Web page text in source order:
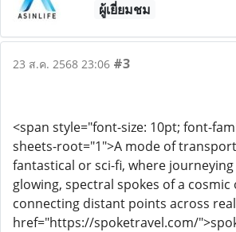
ผู้เยี่ยมชม
23 ส.ค. 2568 23:06 #3
<span style="font-size: 10pt; font-
sheets-root="1">A mode of
fantastical or sci-fi, where
glowing, spectral spokes of a cosmic
connecting distant points across
href="https://spoketravel.com/